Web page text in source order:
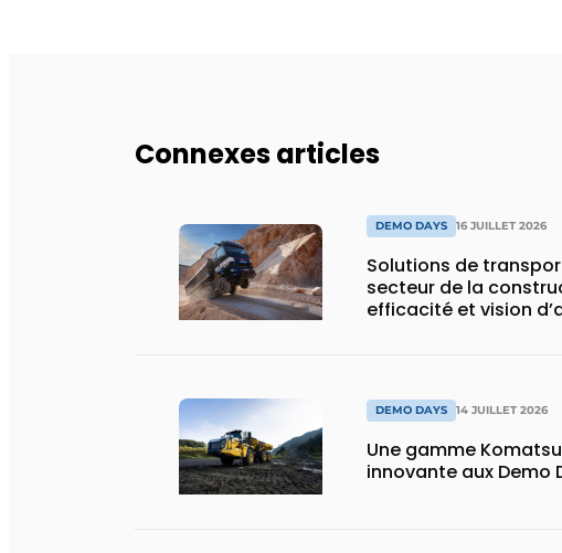
Connexes articles
DEMO DAYS 16 JUILLET 2026
Solutions de
secteur de la
efficacité et vision
DEMO DAYS 14 JUILLET 2026
Une gamme
innovante aux Demo